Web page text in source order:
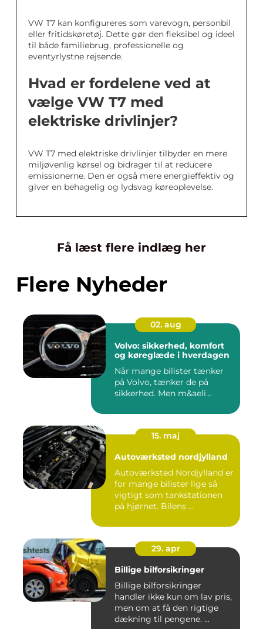
VW T7 kan konfigureres som varevogn, personbil
eller fritidskøretøj. Dette gør den fleksibel og ideel
til både familiebrug, professionelle og
eventyrlystne rejsende.
Hvad er fordelene ved at
vælge VW T7 med
elektriske drivlinjer?
VW T7 med elektriske drivlinjer tilbyder en mere
miljøvenlig kørsel og bidrager til at reducere
emissionerne. Den er også mere energieffektiv og
giver en behagelig og lydsvag køreoplevelse.
Få læst flere indlæg her
Flere Nyheder
02. aug
Volvo: sikkerhed, komfort
og køreglæde i hverdagen
Når mange bilister tænker
på Volvo, tænker de på
sikkerhed. Men m&aeli...
15. maj
Autoværksted nordjylland
Autoværksted Nordjylland er
for mange bilister lige så
vigtigt som tankstationen
på hjørnet. Bilens ...
29. apr
Billige bilforsikringer
Billige bilforsikringer
handler ikke kun om lav pris,
men om at få den rigtige
dækning til pengene. ...